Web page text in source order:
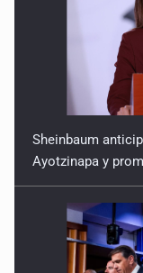
Sheinbaum
Ayotzinapa y